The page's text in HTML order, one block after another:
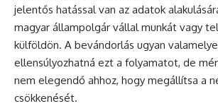
jelentős hatással van az adatok
magyar állampolgár vállal munkát vagy
külföldön. A bevándorlás ugyan
ellensúlyozhatná ezt a folyamatot, de
nem elegendő ahhoz, hogy megállítsa a
csökkenését.